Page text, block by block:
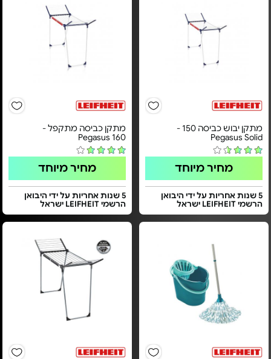
מתקן יבוש כביסה 150 -
Pegasus Solid
מחיר מיוחד
5 שנות אחריות על ידי היבואן
הרשמי LEIFHEIT ישראל
מתקן כביסה מתקפל -
Pegasus 160
מחיר מיוחד
5 שנות אחריות על ידי היבואן
הרשמי LEIFHEIT ישראל